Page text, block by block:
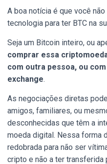
A boa notícia é que você
tecnologia para ter BTC na
Seja um Bitcoin inteiro, ou
comprar essa
com outra pessoa, ou
exchange.
As negociações diretas
amigos, familiares, ou
desconhecidas que têm a
moeda digital. Nessa forma
redobrada para não ser
cripto e não a ter transferida